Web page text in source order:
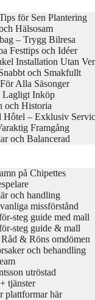
för Sen Plantering
Hälsosam
– Trygg Bilresa
Festtips och Idéer
Installation Utan
och Smakfullt
Alla Säsonger
Lagligt Inköp
och Historia
Hôtel – Exklusiv
Framgång
och Balancerad
på Chipettes
och handling
missförstånd
steg guide med mall
steg guide & mall
& Röns omdömen
och behandling
utröstad
tjänster
plattformar här